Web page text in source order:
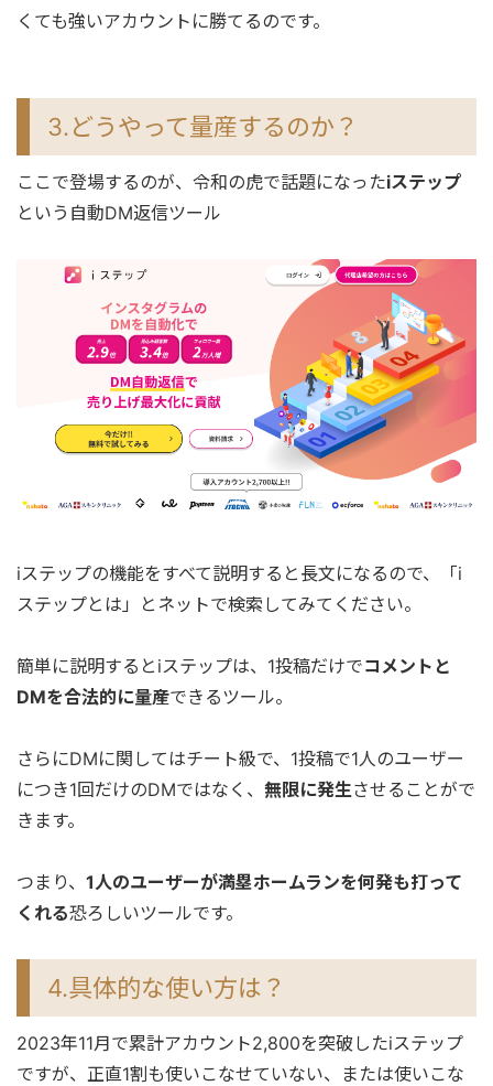
くても強いアカウントに勝てるのです。
3.どうやって量産するのか？
ここで登場するのが、令和の虎で話題になったiステップ
という自動DM返信ツール
iステップの機能をすべて説明すると長文になるので、「i
ステップとは」とネットで検索してみてください。
簡単に説明するとiステップは、1投稿だけでコメントと
DMを合法的に量産できるツール。
さらにDMに関してはチート級で、1投稿で1人のユーザー
につき1回だけのDMではなく、 無限に発生させることがで
きます。
つまり、 1人のユーザーが満塁ホームランを何発も打って
くれる恐ろしいツールです。
4.具体的な使い方は？
2023年11月で累計アカウント2,800を突破したiステップ
ですが、正直1割も使いこなせていない、または使いこな